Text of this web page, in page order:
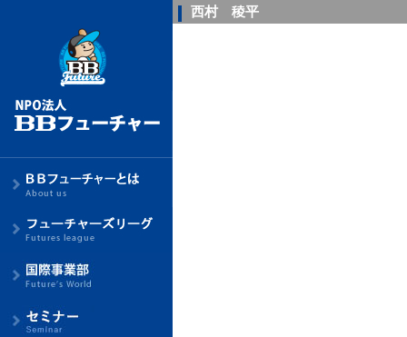
西村 稜平